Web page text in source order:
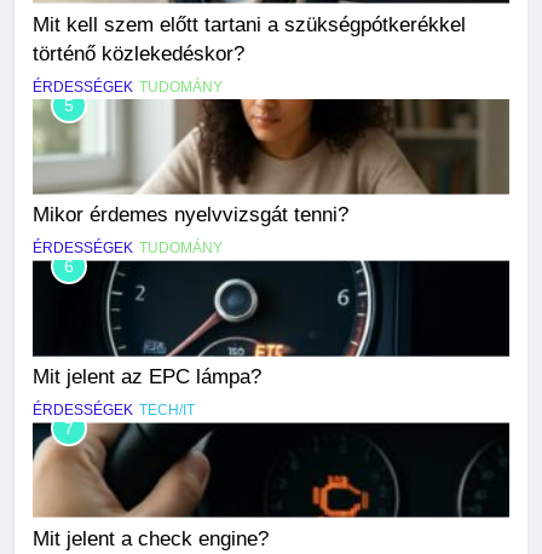
Mit kell szem előtt tartani a szükségpótkerékkel
történő közlekedéskor?
ÉRDESSÉGEK TUDOMÁNY
5
Mikor érdemes nyelvvizsgát tenni?
ÉRDESSÉGEK TUDOMÁNY
6
Mit jelent az EPC lámpa?
ÉRDESSÉGEK TECH/IT
7
Mit jelent a check engine?